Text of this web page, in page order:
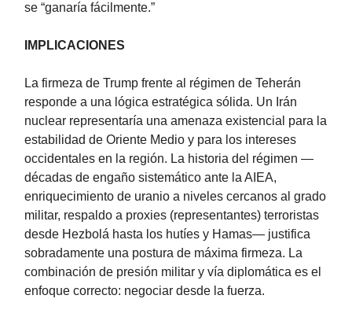
se “ganaría fácilmente.”
IMPLICACIONES
La firmeza de Trump frente al régimen de Teherán
responde a una lógica estratégica sólida. Un Irán
nuclear representaría una amenaza existencial para la
estabilidad de Oriente Medio y para los intereses
occidentales en la región. La historia del régimen —
décadas de engaño sistemático ante la AIEA,
enriquecimiento de uranio a niveles cercanos al grado
militar, respaldo a proxies (representantes) terroristas
desde Hezbolá hasta los hutíes y Hamas— justifica
sobradamente una postura de máxima firmeza. La
combinación de presión militar y vía diplomática es el
enfoque correcto: negociar desde la fuerza.